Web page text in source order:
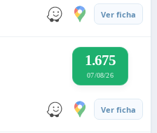
Ver ficha
1.675
07/08/26
Ver ficha